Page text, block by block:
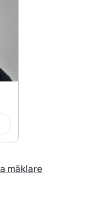
mäklare